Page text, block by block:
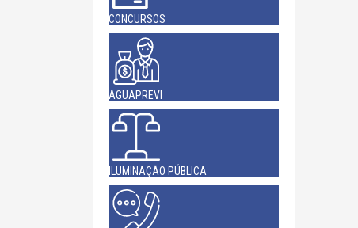
CONCURSOS
AGUAPREVI
ILUMINAÇÃO PÚBLICA